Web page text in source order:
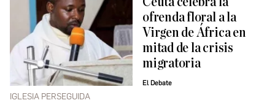
IGLESIA PERSEGUIDA
ofrenda floral a la
Virgen de África en
mitad de la crisis
migratoria
El Debate